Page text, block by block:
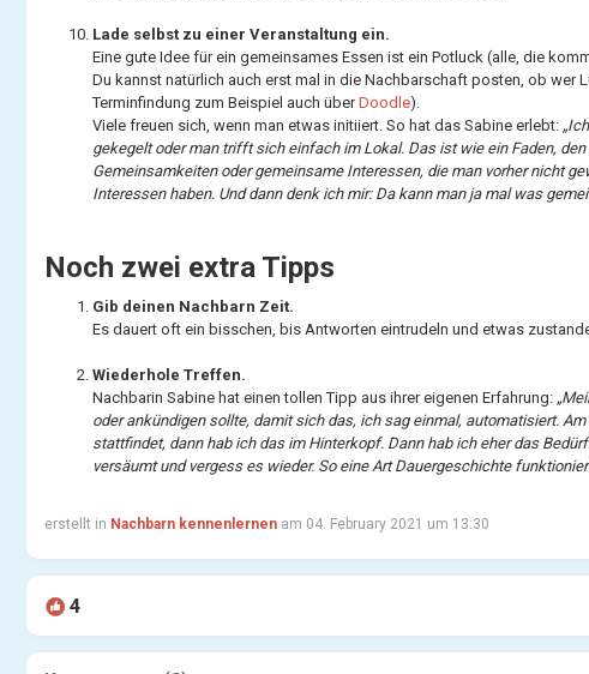
Lade selbst zu einer Veranstaltung ein.
Eine gute Idee für ein gemeinsames Essen ist ein Potluck (alle, die
Du kannst natürlich auch erst mal in die Nachbarschaft posten, ob wer
Terminfindung zum Beispiel auch überDoodle).
Viele freuen sich, wenn man etwas initiiert. So hat das Sabine erlebt:
gekegelt oder man trifft sich einfach im Lokal. Das ist wie ein Faden,
Gemeinsamkeiten oder gemeinsame Interessen, die man vorher nicht
Interessen haben. Und dann denk ich mir: Da kann man ja mal was
Noch zwei extra Tipps
Gib deinen Nachbarn Zeit.
Es dauert oft ein bisschen, bis Antworten eintrudeln und etwas
Wiederhole Treffen.
Nachbarin Sabine hat einen tollen Tipp aus ihrer eigenen Erfahrung:
oder ankündigen sollte, damit sich das, ich sag einmal, automatisiert.
stattfindet, dann hab ich das im Hinterkopf. Dann hab ich eher das
versäumt und vergess es wieder. So eine Art Dauergeschichte
erstellt in Nachbarn kennenlernen am 04. February 2021 um 13:30
4